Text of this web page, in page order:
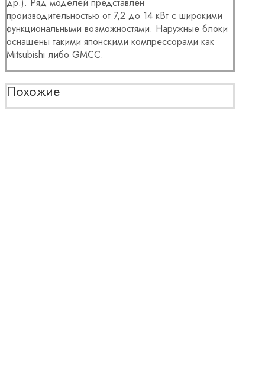
производительностью от 7,2 до 14 кВт с широкими
функциональными возможностями. Наружные блоки
оснащены такими японскими компрессорами как
Mitsubishi либо GMCC.
Похожие